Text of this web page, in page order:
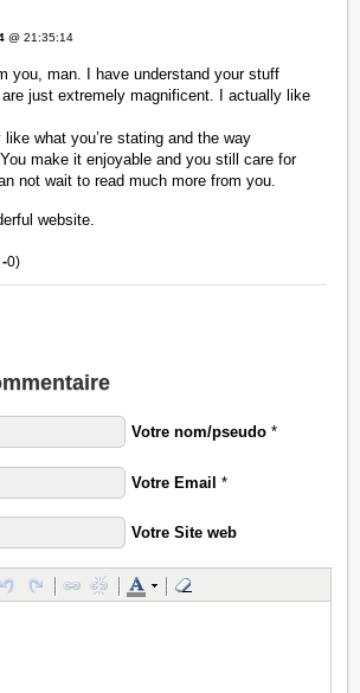
@ 21:35:14
you, man. I have understand your stuff
just extremely magnificent. I actually like
what you’re stating and the way
make it enjoyable and you still care for
not wait to read much more from you.
website.
-0)
Votre nom/pseudo *
Votre Email *
Votre Site web